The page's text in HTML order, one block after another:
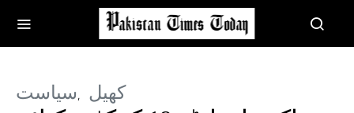
سیاست کھیل